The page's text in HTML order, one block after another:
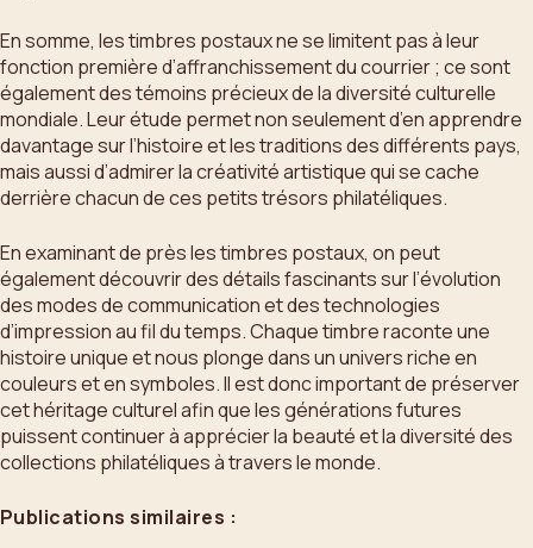
En somme, les timbres postaux ne se limitent pas à leur
fonction première d’affranchissement du courrier ; ce sont
également des témoins précieux de la diversité culturelle
mondiale. Leur étude permet non seulement d’en apprendre
davantage sur l’histoire et les traditions des différents pays,
mais aussi d’admirer la créativité artistique qui se cache
derrière chacun de ces petits trésors philatéliques.
En examinant de près les timbres postaux, on peut
également découvrir des détails fascinants sur l’évolution
des modes de communication et des technologies
d’impression au fil du temps. Chaque timbre raconte une
histoire unique et nous plonge dans un univers riche en
couleurs et en symboles. Il est donc important de préserver
cet héritage culturel afin que les générations futures
puissent continuer à apprécier la beauté et la diversité des
collections philatéliques à travers le monde.
Publications similaires :